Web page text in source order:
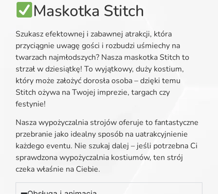
Maskotka Stitch
Szukasz efektownej i zabawnej atrakcji, która
przyciągnie uwagę gości i rozbudzi uśmiechy na
twarzach najmłodszych? Nasza maskotka Stitch to
strzał w dziesiątkę! To wyjątkowy, duży kostium,
który może założyć dorosła osoba – dzięki temu
Stitch ożywa na Twojej imprezie, targach czy
festynie!
Nasza wypożyczalnia strojów oferuje to fantastyczne
przebranie jako idealny sposób na uatrakcyjnienie
każdego eventu. Nie szukaj dalej – jeśli potrzebna Ci
sprawdzona wypożyczalnia kostiumów, ten strój
czeka właśnie na Ciebie.